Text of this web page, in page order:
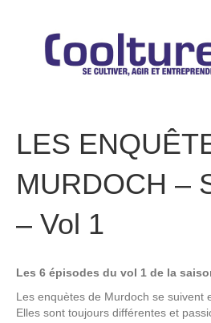
LES
MURDOCH –
– Vol 1
Les 6 épisodes du vol 1 de la
Les enquètes de Murdoch se suivent
Elles sont toujours différentes et